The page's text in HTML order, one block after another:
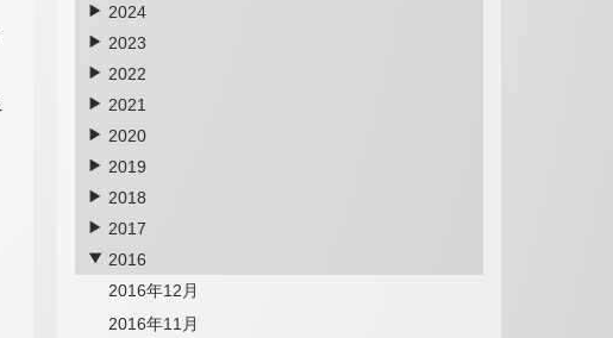
2024
2023
2022
2021
2020
2019
2018
2017
2016
2016年12月
2016年11月